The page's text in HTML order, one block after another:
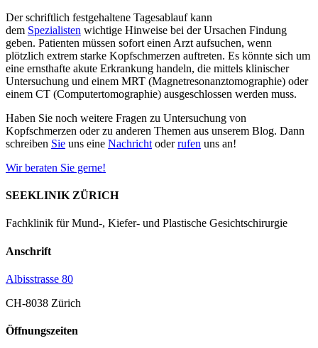
Der schriftlich festgehaltene Tagesablauf kann
dem Spezialisten wichtige Hinweise bei der Ursachen Findung
geben. Patienten müssen sofort einen Arzt aufsuchen, wenn
plötzlich extrem starke Kopfschmerzen auftreten. Es könnte sich um
eine ernsthafte akute Erkrankung handeln, die mittels klinischer
Untersuchung und einem MRT (Magnetresonanztomographie) oder
einem CT (Computertomographie) ausgeschlossen werden muss.
Haben Sie noch weitere Fragen zu Untersuchung von
Kopfschmerzen oder zu anderen Themen aus unserem Blog. Dann
schreiben Sie uns eine Nachricht oderrufen uns an!
Wir beraten Sie gerne!
SEEKLINIK ZÜRICH
Fachklinik für Mund-, Kiefer- und Plastische Gesichtschirurgie
Anschrift
Albisstrasse 80
CH-8038 Zürich
Öffnungszeiten